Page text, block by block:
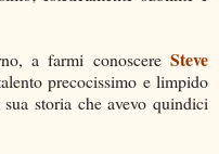
a farmi conoscere Steve
precocissimo e limpido
storia che avevo quindici